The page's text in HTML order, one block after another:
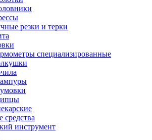
резки и терки
специализированные
инструмент